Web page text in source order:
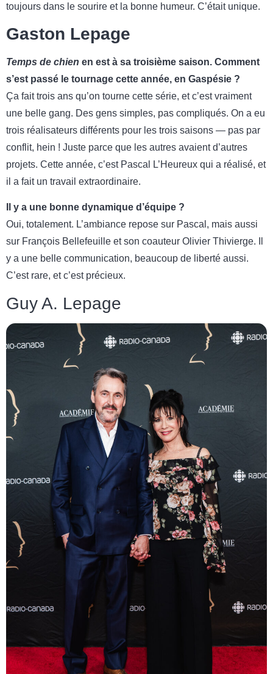
toujours dans le sourire et la bonne humeur. C’était unique.
Gaston Lepage
Temps de chien en est à sa troisième saison. Comment
s’est passé le tournage cette année, en Gaspésie ?
Ça fait trois ans qu’on tourne cette série, et c’est vraiment
une belle gang. Des gens simples, pas compliqués. On a eu
trois réalisateurs différents pour les trois saisons — pas par
conflit, hein ! Juste parce que les autres avaient d’autres
projets. Cette année, c’est Pascal L’Heureux qui a réalisé, et
il a fait un travail extraordinaire.
Il y a une bonne dynamique d’équipe ?
Oui, totalement. L’ambiance repose sur Pascal, mais aussi
sur François Bellefeuille et son coauteur Olivier Thivierge. Il
y a une belle communication, beaucoup de liberté aussi.
C’est rare, et c’est précieux.
Guy A. Lepage